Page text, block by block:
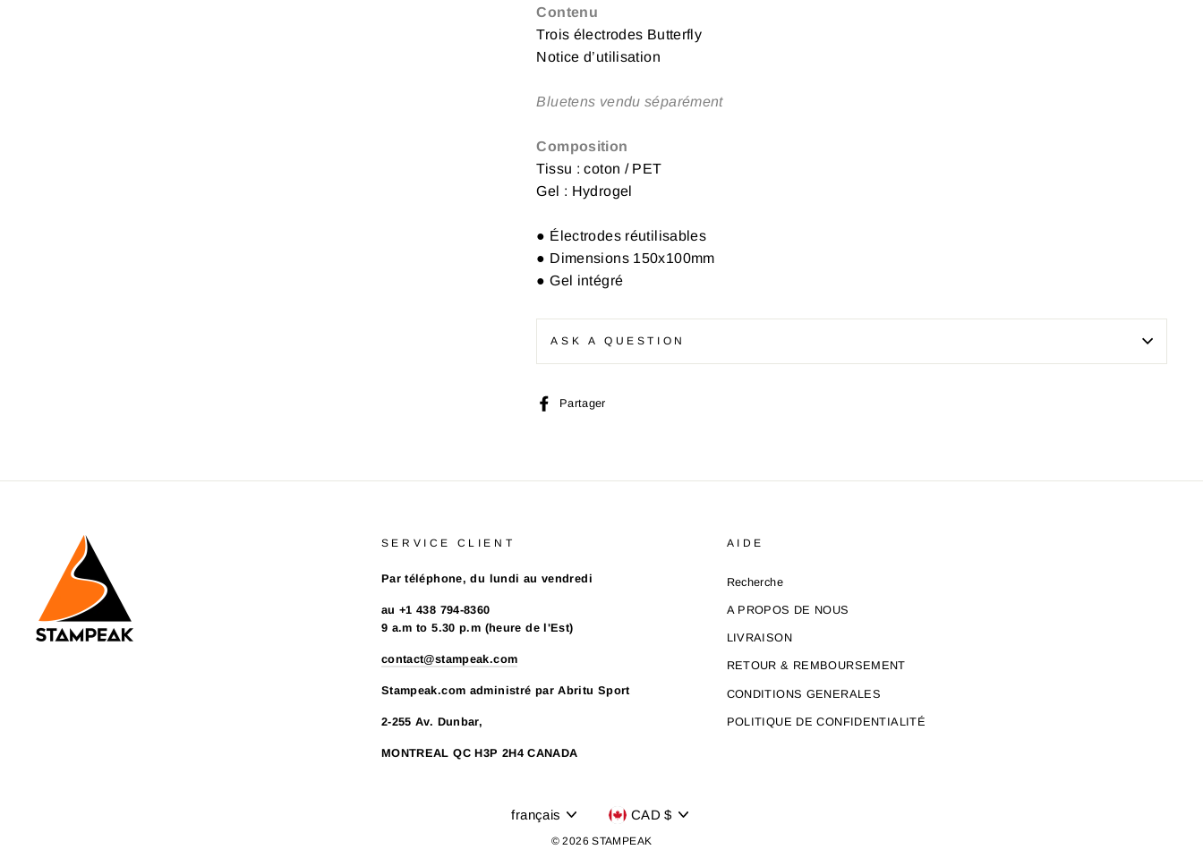
Contenu
Trois électrodes Butterfly
Notice d’utilisation
Bluetens vendu séparément
Composition
Tissu : coton / PET
Gel : Hydrogel
● Électrodes réutilisables
● Dimensions 150x100mm
● Gel intégré
ASK A QUESTION
Partager
SERVICE CLIENT
Par téléphone, du lundi au vendredi
au +1 438 794-8360
9 a.m to 5.30 p.m (heure de l'Est)
contact@stampeak.com
Stampeak.com administré par Abritu Sport
2-255 Av. Dunbar,
MONTREAL QC H3P 2H4 CANADA
AIDE
Recherche
A PROPOS DE NOUS
LIVRAISON
RETOUR & REMBOURSEMENT
CONDITIONS GENERALES
POLITIQUE DE CONFIDENTIALITÉ
Langue
français Devise
CAD $
© 2026 STAMPEAK